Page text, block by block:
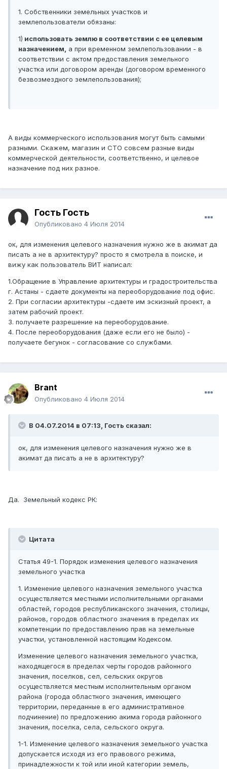
1. Собственники земельных участков и
землепользователи обязаны:
1) использовать землю в соответствии с ее целевым
назначением, а при временном землепользовании - в
соответствии с актом предоставления земельного
участка или договором аренды (договором временного
безвозмездного землепользования);
А виды коммерческого использования могут быть самыми
разными. Скажем, магазин и СТО совсем разные виды
коммерческой деятельности, соответственно, и целевое
назначение под них разное.
Гость Гость
Опубликовано 4 Июля 2014
ок, для изменения целевого назначения нужно же в акимат да
писать а не в архитектуру? просто я смотрела в поиске, и
вижу как пользователь ВИТ написал:
1.Обращение в Управление архитектуры и градостроительства
г. Астаны - сдаете документы на переоборудование под офис.
2. При согласии архитектуры -сдаете им эскизный проект, а
затем рабочий проект.
3. получаете разрешение на переоборудование.
4. После переоборудования (даже если его не было) -
получаете бегунок - согласование со службами.
Brant
Опубликовано 4 Июля 2014
В 04.07.2014 в 07:13, Гость сказал:
ок, для изменения целевого назначения нужно же в
акимат да писать а не в архитектуру?
Да. Земельный кодекс РК:
Цитата
Статья 49-1. Порядок изменения целевого назначения
земельного участка
1. Изменение целевого назначения земельного участка
осуществляется местными исполнительными органами
областей, городов республиканского значения, столицы,
районов, городов областного значения в пределах их
компетенции по предоставлению прав на земельные
участки, установленной настоящим Кодексом.
Изменение целевого назначения земельного участка,
находящегося в пределах черты городов районного
значения, поселков, сел, сельских округов
осуществляется местным исполнительным органом
района (города областного значения, имеющего
территории, переданные в его административное
подчинение) по предложению акима города районного
значения, поселка, села, сельского округа.
1-1. Изменение целевого назначения земельного участка
допускается исходя из его правового режима,
принадлежности к той или иной категории земель,